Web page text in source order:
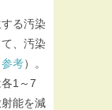
る汚染
、汚染
参考）。
1～7
能を減